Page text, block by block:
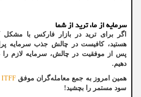
سرمایه از ما، ترید از شما
اگر برای ترید در بازار فارکس با مشکل
هستید، کافیست در چالش جذب سرمایه
پس از موفقیت در چالش، سرمایه لازم را
دهیم.
همین امروز به جمع معامله‌گران موفقITFF
سود مستمر را بچشید!